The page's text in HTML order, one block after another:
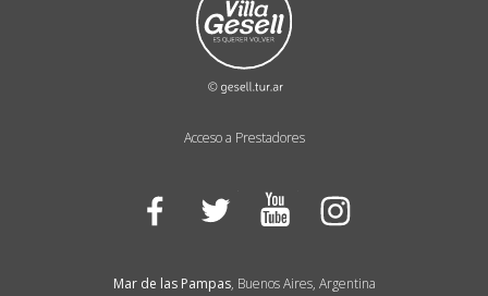
Acceso a Prestadores
Facebook Twitter YouTube
Mar de las Pampas, Buenos Aires, Argentina